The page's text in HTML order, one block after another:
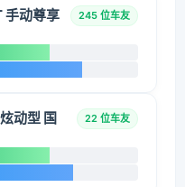
手动尊享
245 位车友
动型 国
22 位车友